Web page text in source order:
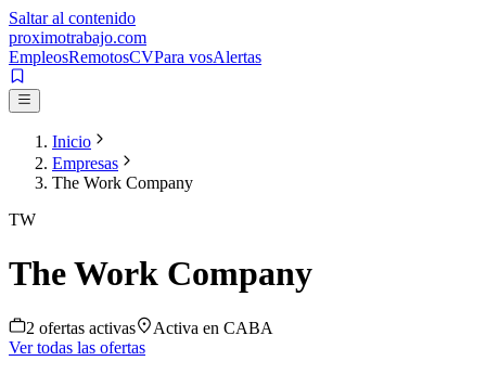
Saltar al contenido
proximotrabajo.com
EmpleosRemotosCVPara vosAlertas
Inicio
Empresas
The Work Company
TW
The Work Company
2 ofertas activas Activa en CABA
Ver todas las ofertas